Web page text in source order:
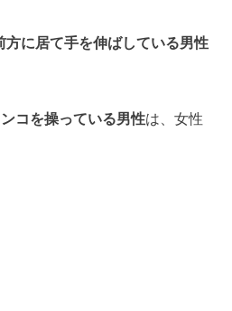
方に居て手を伸ばしている男性
コを操っている男性は、女性